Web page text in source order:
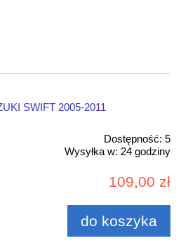
SWIFT 2005-2011
Dostępność: 5
Wysyłka w: 24 godziny
109,00 zł
do koszyka